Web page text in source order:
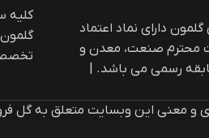
دارای نماد اعتماد
محترم صنعت، معدن و
و معنی این وبسایت متعلق به گل